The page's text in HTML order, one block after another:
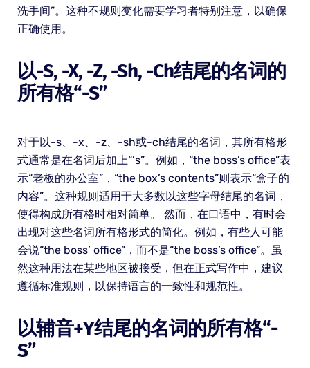
洗手间”。这种不规则变化需要学习者特别注意，以确保
正确使用。
以-S, -x, -z, -sh, -ch结尾的名词的
所有格“-S”
对于以-s、-x、-z、-sh或-ch结尾的名词，其所有格形
式通常是在名词后加上“’s”。例如，“the boss’s office”表
示“老板的办公室”，“the box’s contents”则表示“盒子的
内容”。这种规则适用于大多数以这些字母结尾的名词，
使得构成所有格时相对简单。 然而，在口语中，有时会
出现对这些名词所有格形式的简化。例如，有些人可能
会说“the boss’ office”，而不是“the boss’s office”。虽
然这种用法在某些地区被接受，但在正式写作中，建议
遵循标准规则，以保持语言的一致性和规范性。
以辅音+y结尾的名词的所有格“-
S”